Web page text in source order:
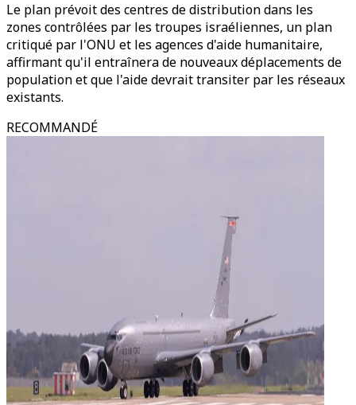
Le plan prévoit des centres de distribution dans les
zones contrôlées par les troupes israéliennes, un plan
critiqué par l'ONU et les agences d'aide humanitaire,
affirmant qu'il entraînera de nouveaux déplacements de
population et que l'aide devrait transiter par les réseaux
existants.
RECOMMANDÉ